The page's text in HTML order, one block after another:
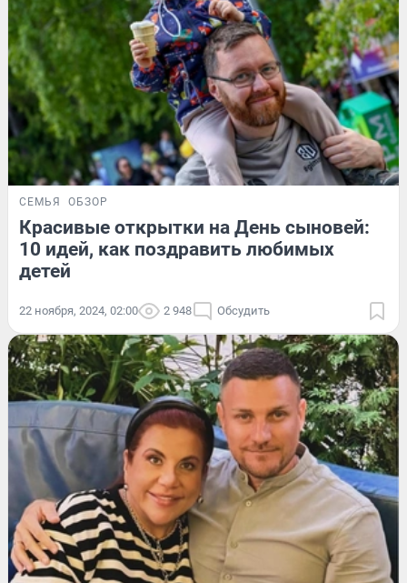
СЕМЬЯ ОБЗОР
Красивые открытки на День сыновей:
10 идей, как поздравить любимых
детей
22 ноября, 2024, 02:00 2 948 Обсудить